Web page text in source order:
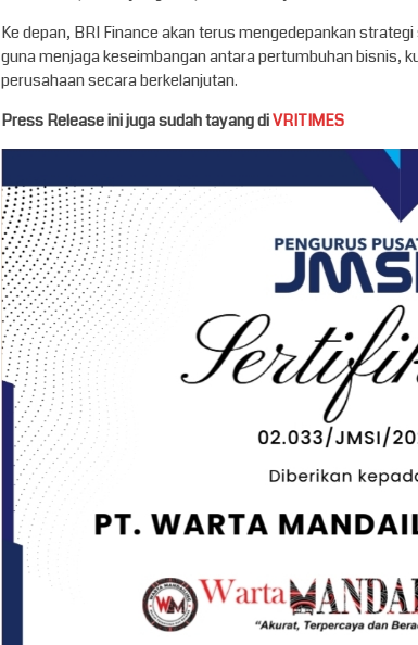
Ke depan, BRI Finance akan terus mengedepankan
guna menjaga keseimbangan antara pertumbuhan bisnis,
perusahaan secara berkelanjutan.
Press Release ini juga sudah tayang diVRITIMES